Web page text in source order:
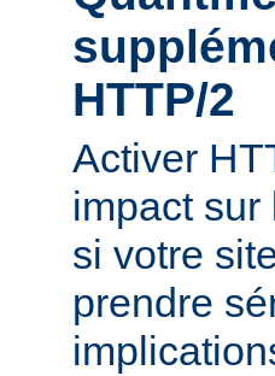
HTTP/2
Activer
impact
si votre
prendre